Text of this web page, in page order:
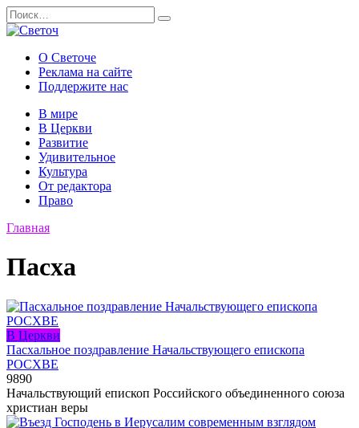
Перейти
к
Search
for:
О Светоче
Реклама на сайте
Поддержите нас
В мире
В Церкви
Развитие
Удивительное
Культура
От редактора
Право
Главная
Пасха
В Церкви
Пасхальное поздравление Начальствующего епископа
РОСХВЕ
9890
Начальствующий епископ Российского объединенного союза
христиан веры